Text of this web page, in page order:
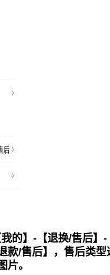
的】-【退换/售后】-
/售后】，售后类型
片。